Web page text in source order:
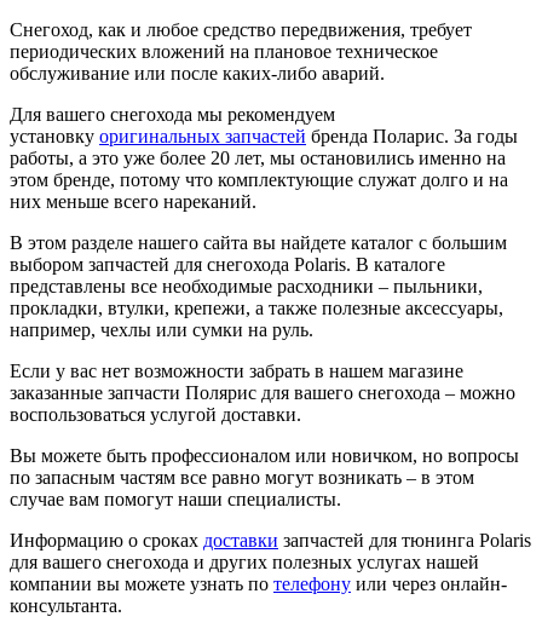
Снегоход, как и любое средство передвижения, требует
периодических вложений на плановое техническое
обслуживание или после каких-либо аварий.
Для вашего снегохода мы рекомендуем
установку оригинальных запчастей бренда Поларис. За годы
работы, а это уже более 20 лет, мы остановились именно на
этом бренде, потому что комплектующие служат долго и на
них меньше всего нареканий.
В этом разделе нашего сайта вы найдете каталог с большим
выбором запчастей для снегохода Polaris. В каталоге
представлены все необходимые расходники – пыльники,
прокладки, втулки, крепежи, а также полезные аксессуары,
например, чехлы или сумки на руль.
Если у вас нет возможности забрать в нашем магазине
заказанные запчасти Полярис для вашего снегохода – можно
воспользоваться услугой доставки.
Вы можете быть профессионалом или новичком, но вопросы
по запасным частям все равно могут возникать – в этом
случае вам помогут наши специалисты.
Информацию о сроках доставки запчастей для тюнинга Polaris
для вашего снегохода и других полезных услугах нашей
компании вы можете узнать по телефону или через онлайн-
консультанта.